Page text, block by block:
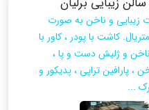
زیبایی و ناخن به صورت
کاشت با پودر ، کاور با
و ژلیش دست و پا ،
، پارافین تراپی ، پدیکور و